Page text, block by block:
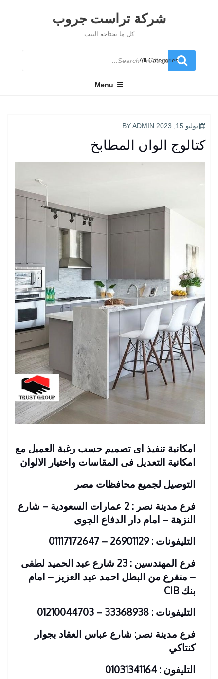
شركة تراست جروب
كل ما يحتاجه البيت
Search
for
Menu
POSTED
يوليو 15, 2023 ADMIN
كتالوج الوان المطابخ
امكانية تنفيذ اى تصميم حسب رغبة العميل مع
امكانية التعديل فى المقاسات واختيار الالوان
التوصيل لجميع محافظات مصر
فرع مدينة نصر : 2 عمارات السعودية – شارع
النزهة – امام دار الدفاع الجوى
التليفونات : 26901129 – 01117172647
فرع المهندسين : 23 شارع عبد الحميد لطفى
– متفرع من البطل احمد عبد العزيز – امام
بنك CIB
التليفونات : 33368938 – 01210044703
فرع مدينة نصر: شارع عباس العقاد بجوار
كنتاكي
التليفون : 01031341164